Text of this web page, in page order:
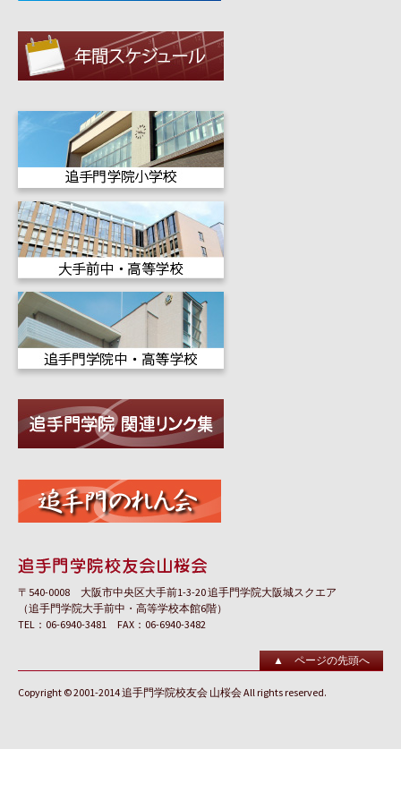
〒540-0008 大阪市中央区大手前1-3-20 追手門学院大阪城スクエア
（追手門学院大手前中・高等学校本館6階）
TEL：06-6940-3481 FAX：06-6940-3482
▲ ページの先頭へ
Copyright © 2001-2014 追手門学院校友会 山桜会 All rights reserved.